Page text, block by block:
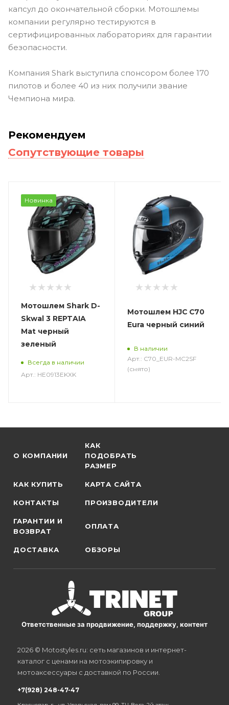
капсул до окончательной сборки. Мотошлемы
компании регулярно тестируются в
сертифицированных лабораториях для гарантии
безопасности.
Компания Shark выступила спонсором более 170
пилотов и более 40 из них получили звание
Чемпиона мира.
Рекомендуем
Сопутствующие товары
Новинка
Мотошлем Shark D-
Skwal 3 REPTAIA
Mat черный
зеленый
Всегда в наличии
Арт.: HE0913EKXK
Мотошлем HJC C70
Eura черный синий
В наличии
Арт.: C70_EUR-MC2SF
(снято)
О КОМПАНИИ
КАК
ПОДОБРАТЬ
РАЗМЕР
КАК КУПИТЬ КАРТА САЙТА
КОНТАКТЫ ПРОИЗВОДИТЕЛИ
ГАРАНТИИ И
ВОЗВРАТ
ОПЛАТА
ДОСТАВКА ОБЗОРЫ
Ответственные за продвижение, поддержку, контент
2026 © Motostyles.ru: сеть магазинов и интернет-
каталог с ценами на мотоэкипировку и
мотоаксессуары с доставкой по России.
+7(928) 248-47-47